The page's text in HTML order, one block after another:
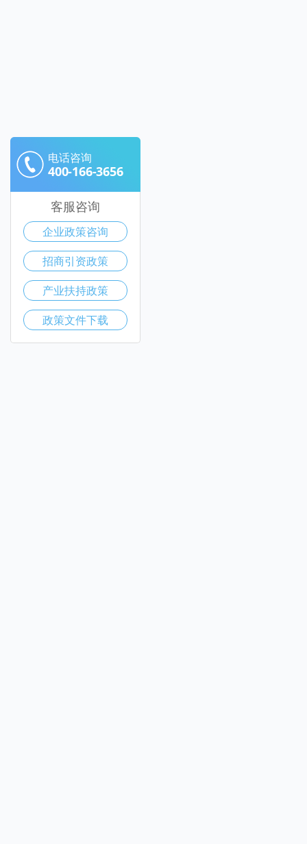
电话咨询
400-166-3656
客服咨询
企业政策咨询
招商引资政策
产业扶持政策
政策文件下载